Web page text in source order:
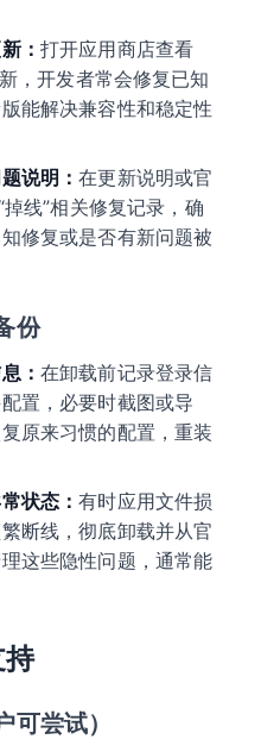
： 打开应用商店查看
，开发者常会修复已知
能解决兼容性和稳定性
说明：在更新说明或官
线”相关修复记录，确
修复或是否有新问题被
份
： 在卸载前记录登录信
置，必要时截图或导
原来习惯的配置，重装
状态：有时应用文件损
断线，彻底卸载并从官
这些隐性问题，通常能
尝试）